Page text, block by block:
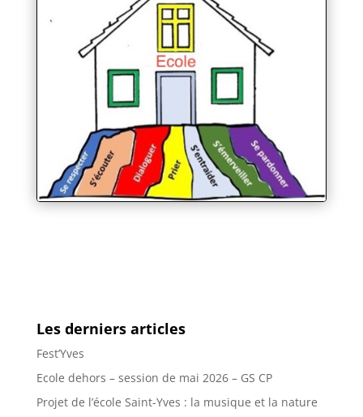
Les derniers articles
Fest’Yves
Ecole dehors – session de mai 2026 – GS CP
Projet de l’école Saint-Yves : la musique et la nature